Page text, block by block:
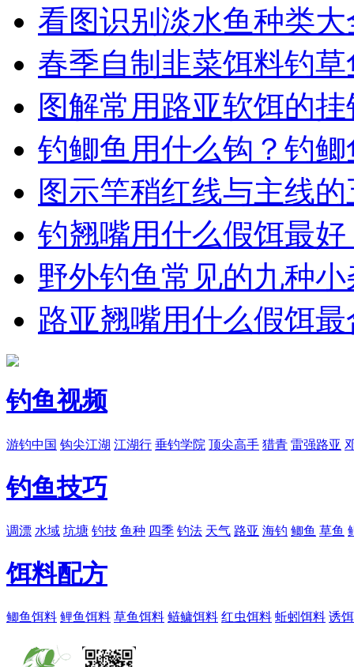
看图识别淡水鱼种类大
春季自制韭菜饵料钓
图解常用路亚软饵的
钓鲫鱼用什么钩？钓
图示竿稍红线与主线
钓翘嘴用什么假饵最
野外钓鱼常见的九种
路亚翘嘴用什么假饵
钓鱼视频
游钓中国 钩尖江湖 江湖行 垂钓学院 顶尖高手 猎青 雷强路亚
钓鱼技巧
调漂 水域 坑塘 钓技 鱼种 四季 钓法 天气 路亚 海钓 鲫鱼 草鱼
饵料配方
鲫鱼饵料 鲤鱼饵料 草鱼饵料 鲢鳙饵料 红虫饵料 蚯蚓饵料 诱